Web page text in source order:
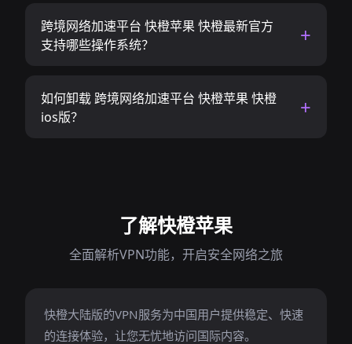
跨境网络加速平台 快橙苹果 快橙最新官方
支持哪些操作系统？
如何卸载 跨境网络加速平台 快橙苹果 快橙
ios版？
了解快橙苹果
全面解析VPN功能，开启安全网络之旅
快橙大陆版的VPN服务为中国用户提供稳定、快速
的连接体验，让您无忧地访问国际内容。